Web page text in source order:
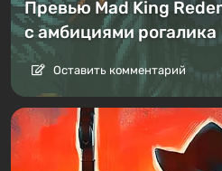
Превью Mad King
с амбициями рогалика
Оставить комментарий